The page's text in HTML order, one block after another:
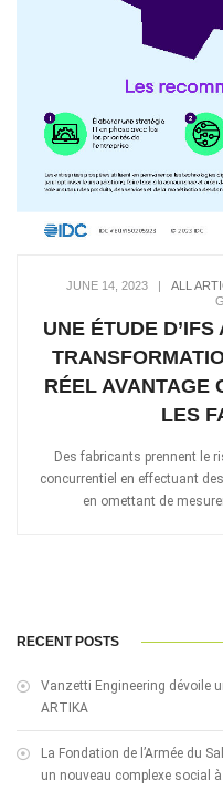
JUNE 14, 2023 ALL
UNE ÉTUDE
RÉEL AVANTAGE
LES
Des fabricants prennent le
concurrentiel en effectuant
en omettant de
RECENT POSTS
Vanzetti Engineering dévoile
ARTIKA
La Fondation de l’Armée du
un nouveau complexe social